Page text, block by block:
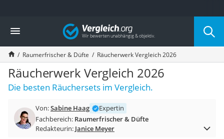
Die beliebtesten Vergleiche nach Kategorie
Wohnen
Matratzen-Topper
Matratzen
Konferenzlautsprecher
Tageslichtlampe
Badlüfter
Bürohocker
Außenleuchte mit Kamera
Vergleich
Raumerfrischer & Düfte Räucherwerk Vergleich 2026
Räucherwerk Vergleich 2026
Die besten Räuchersets im Vergleich.
Von:Sabine Haag
Expertin
Fachbereich: Raumerfrischer & Düfte
Redakteurin: Janice Meyer